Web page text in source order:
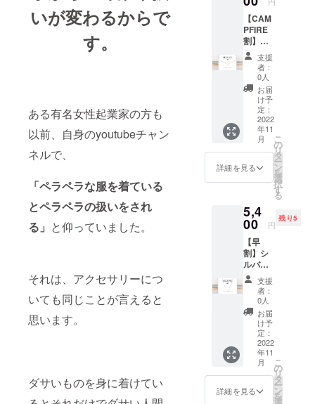
いが変わるからで
す。
ある有名女性起業家の方も
以前、自身のyoutubeチャン
ネルで、
「ペラペラな服を着ている
とペラペラの扱いをされ
る」 と仰っていました。
それは、アクセサリーにつ
いても同じことが言えると
思います。
ダサいものを身に着けてい
【CAM
PFIRE
割】
ゴール
ドブレ
スレッ
ト
『シー
ラ』 ※
送料込
みの価
格で
す。 一
般販売
価格：
5,500円
支援
者：
0人
お届
け予
定：
2022
年11
月
詳細を見る
こ
の
リ
タ
ー
ン
を
選
択
す
る
5,4
00 円
残り5
【早
割】シ
ルバー
ネック
レス ※
送料込
みの価
格で
す。 一
般販売
価格：
6,000円
支援
者：
0人
お届
け予
定：
2022
年11
月
詳細を見る
こ
の
リ
タ
ー
ン
を